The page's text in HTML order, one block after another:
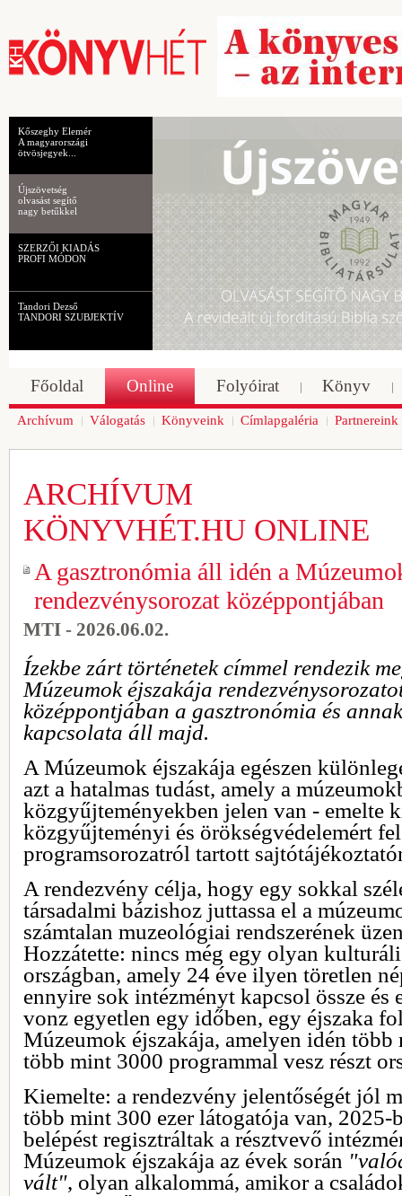
Kőszeghy Elemér
A magyarországi
ötvösjegyek...
Újszövetség
olvasást segítő
nagy betűkkel
SZERZŐI KIADÁS
PROFI MÓDON
Tandori Dezső
TANDORI SZUBJEKTÍV
Főoldal Online Folyóirat Könyv
Archívum Válogatás Könyveink Címlapgaléria Partnereink
ARCHÍVUM
KÖNYVHÉT.HU ONLINE
A gasztronómia áll idén a
rendezvénysorozat középpontjában
MTI - 2026.06.02.
Ízekbe zárt történetek címmel rendezik
Múzeumok éjszakája
középpontjában a gasztronómia és
kapcsolata áll majd.
A Múzeumok éjszakája egészen
azt a hatalmas tudást, amely a
közgyűjteményekben jelen van - emelte
közgyűjteményi és örökségvédelemért
programsorozatról tartott
A rendezvény célja, hogy egy sokkal
társadalmi bázishoz juttassa el a
számtalan muzeológiai rendszerének
Hozzátette: nincs még egy olyan
országban, amely 24 éve ilyen töretlen
ennyire sok intézményt kapcsol össze és
vonz egyetlen egy időben, egy éjszaka
Múzeumok éjszakája, amelyen idén
több mint 3000 programmal vesz részt
Kiemelte: a rendezvény jelentőségét jól
több mint 300 ezer látogatója van, 2025-
belépést regisztráltak a résztvevő
Múzeumok éjszakája az évek során
vált", olyan alkalommá, amikor a